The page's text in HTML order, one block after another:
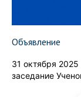
Объявление
31 октября
заседание